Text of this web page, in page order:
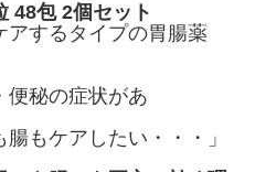
48包 2個セット
アするタイプの胃腸薬
便秘の症状があ
もケアしたい・・・」